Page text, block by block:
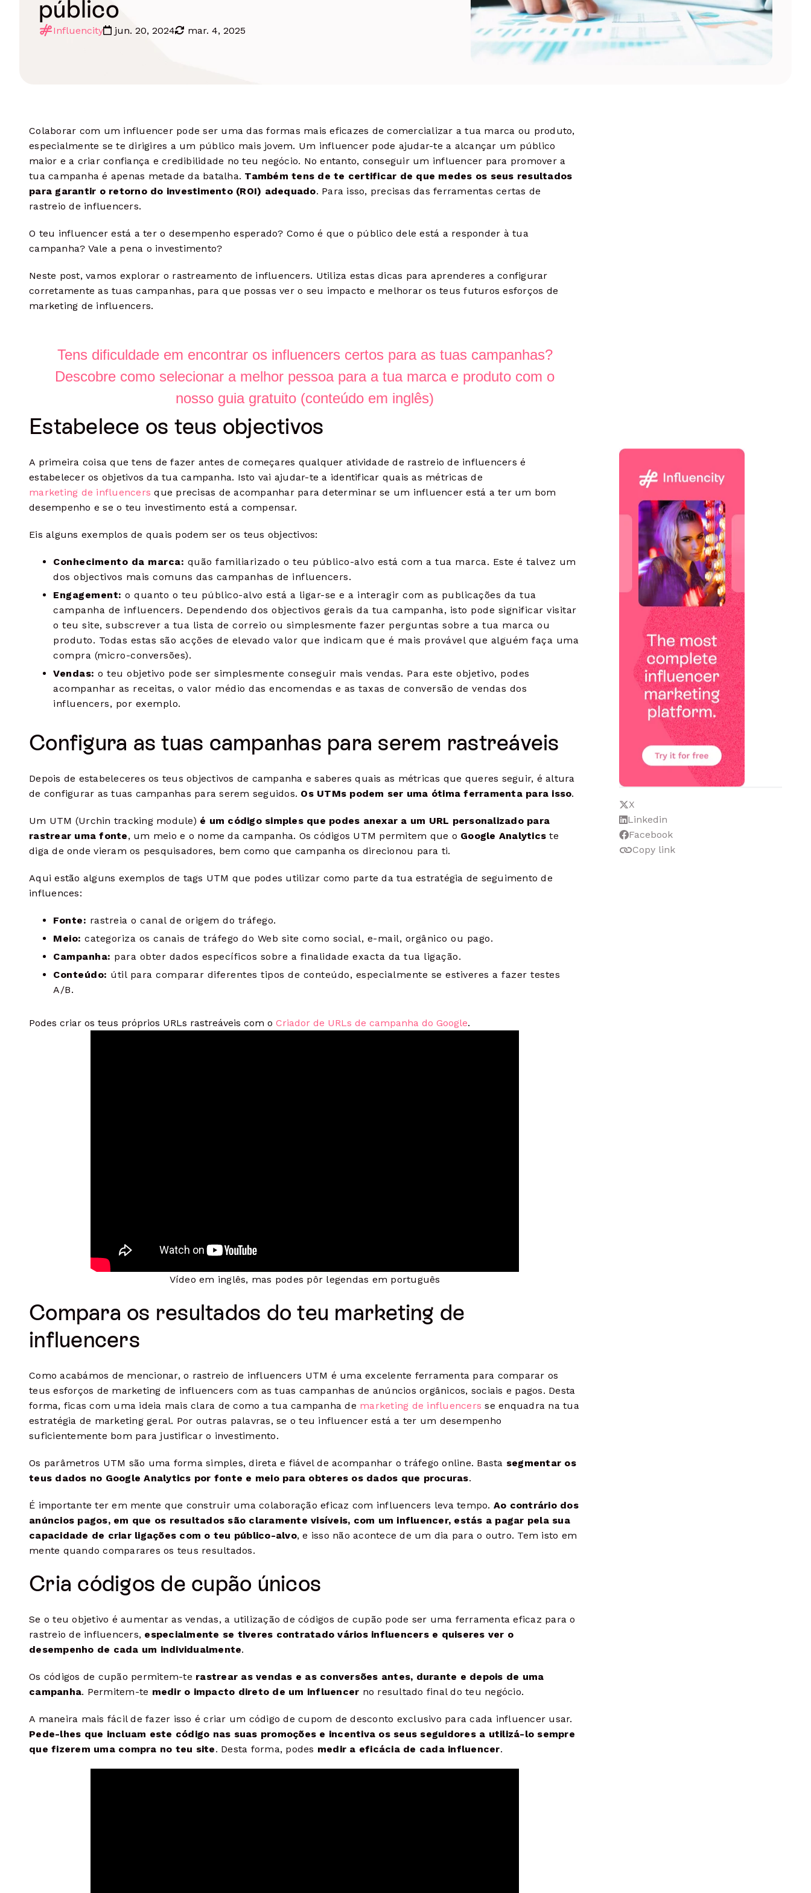
Manage Campaigns
Complete oversight from start to
finish
Learn more
público
Influencity jun. 20, 2024 mar. 4, 2025
Colaborar com um influencer pode ser uma das formas mais eficazes de comercializar a tua marca ou produto,
especialmente se te dirigires a um público mais jovem. Um influencer pode ajudar-te a alcançar um público
maior e a criar confiança e credibilidade no teu negócio. No entanto, conseguir um influencer para promover a
tua campanha é apenas metade da batalha. Também tens de te certificar de que medes os seus resultados
para garantir o retorno do investimento (ROI) adequado. Para isso, precisas das ferramentas certas de
rastreio de influencers.
O teu influencer está a ter o desempenho esperado? Como é que o público dele está a responder à tua
campanha? Vale a pena o investimento?
Neste post, vamos explorar o rastreamento de influencers. Utiliza estas dicas para aprenderes a configurar
corretamente as tuas campanhas, para que possas ver o seu impacto e melhorar os teus futuros esforços de
marketing de influencers.
Tens dificuldade em encontrar os influencers certos para as tuas campanhas?
Descobre como selecionar a melhor pessoa para a tua marca e produto com o
nosso guia gratuito (conteúdo em inglês)
Estabelece os teus objectivos
A primeira coisa que tens de fazer antes de começares qualquer atividade de rastreio de influencers é
estabelecer os objetivos da tua campanha. Isto vai ajudar-te a identificar quais as métricas de
marketing de influencers que precisas de acompanhar para determinar se um influencer está a ter um bom
desempenho e se o teu investimento está a compensar.
Eis alguns exemplos de quais podem ser os teus objectivos:
Conhecimento da marca: quão familiarizado o teu público-alvo está com a tua marca. Este é talvez um
dos objectivos mais comuns das campanhas de influencers.
Engagement: o quanto o teu público-alvo está a ligar-se e a interagir com as publicações da tua
campanha de influencers. Dependendo dos objectivos gerais da tua campanha, isto pode significar visitar
o teu site, subscrever a tua lista de correio ou simplesmente fazer perguntas sobre a tua marca ou
produto. Todas estas são acções de elevado valor que indicam que é mais provável que alguém faça uma
compra (micro-conversões).
Vendas: o teu objetivo pode ser simplesmente conseguir mais vendas. Para este objetivo, podes
acompanhar as receitas, o valor médio das encomendas e as taxas de conversão de vendas dos
influencers, por exemplo.
Configura as tuas campanhas para serem rastreáveis
Depois de estabeleceres os teus objectivos de campanha e saberes quais as métricas que queres seguir, é altura
de configurar as tuas campanhas para serem seguidos. Os UTMs podem ser uma ótima ferramenta para isso.
Um UTM (Urchin tracking module) é um código simples que podes anexar a um URL personalizado para
rastrear uma fonte, um meio e o nome da campanha. Os códigos UTM permitem que o Google Analytics te
diga de onde vieram os pesquisadores, bem como que campanha os direcionou para ti.
Aqui estão alguns exemplos de tags UTM que podes utilizar como parte da tua estratégia de seguimento de
influences:
Fonte: rastreia o canal de origem do tráfego.
Meio: categoriza os canais de tráfego do Web site como social, e-mail, orgânico ou pago.
Campanha: para obter dados específicos sobre a finalidade exacta da tua ligação.
Conteúdo: útil para comparar diferentes tipos de conteúdo, especialmente se estiveres a fazer testes
A/B.
Podes criar os teus próprios URLs rastreáveis com o Criador de URLs de campanha do Google.
Vídeo em inglês, mas podes pôr legendas em português
Compara os resultados do teu marketing de
influencers
Como acabámos de mencionar, o rastreio de influencers UTM é uma excelente ferramenta para comparar os
teus esforços de marketing de influencers com as tuas campanhas de anúncios orgânicos, sociais e pagos. Desta
forma, ficas com uma ideia mais clara de como a tua campanha de marketing de influencers se enquadra na tua
estratégia de marketing geral. Por outras palavras, se o teu influencer está a ter um desempenho
suficientemente bom para justificar o investimento.
Os parâmetros UTM são uma forma simples, direta e fiável de acompanhar o tráfego online. Basta segmentar os
teus dados no Google Analytics por fonte e meio para obteres os dados que procuras.
É importante ter em mente que construir uma colaboração eficaz com influencers leva tempo. Ao contrário dos
anúncios pagos, em que os resultados são claramente visíveis, com um influencer, estás a pagar pela sua
capacidade de criar ligações com o teu público-alvo, e isso não acontece de um dia para o outro. Tem isto em
mente quando comparares os teus resultados.
Cria códigos de cupão únicos
Se o teu objetivo é aumentar as vendas, a utilização de códigos de cupão pode ser uma ferramenta eficaz para o
rastreio de influencers, especialmente se tiveres contratado vários influencers e quiseres ver o
desempenho de cada um individualmente.
Os códigos de cupão permitem-te rastrear as vendas e as conversões antes, durante e depois de uma
campanha. Permitem-te medir o impacto direto de um influencer no resultado final do teu negócio.
A maneira mais fácil de fazer isso é criar um código de cupom de desconto exclusivo para cada influencer usar.
Pede-lhes que incluam este código nas suas promoções e incentiva os seus seguidores a utilizá-lo sempre
que fizerem uma compra no teu site. Desta forma, podes medir a eficácia de cada influencer.
X
Linkedin
Facebook
Copy link